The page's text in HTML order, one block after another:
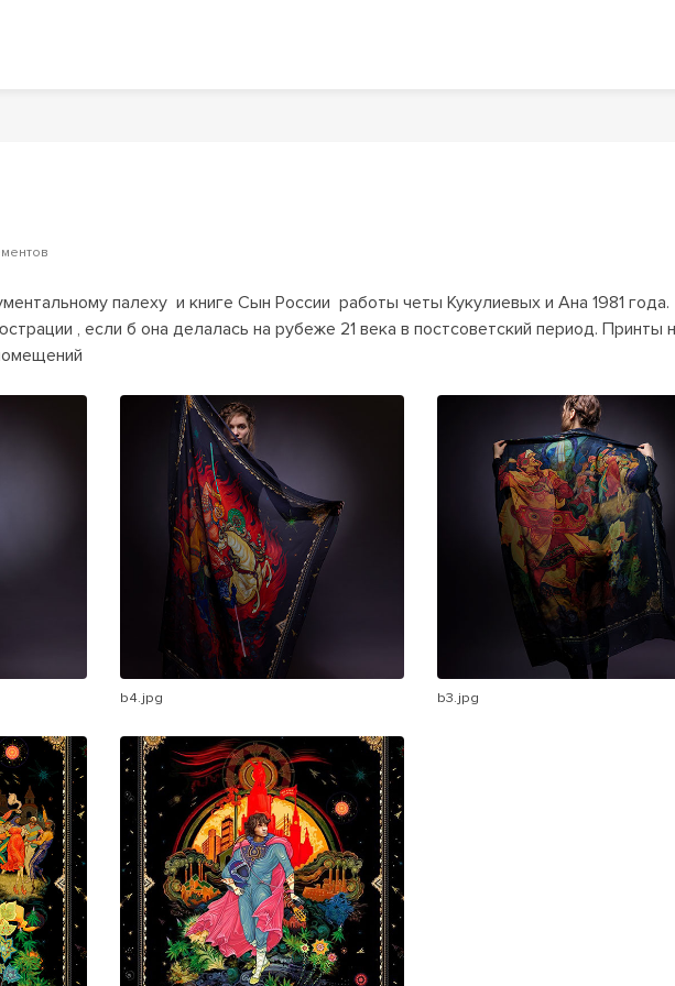
палеху  и книге Сын России  работы четы Кукулиевых и Ана 1981
, если б она делалась на рубеже 21 века в постсоветский период.
b4.jpg b3.jpg